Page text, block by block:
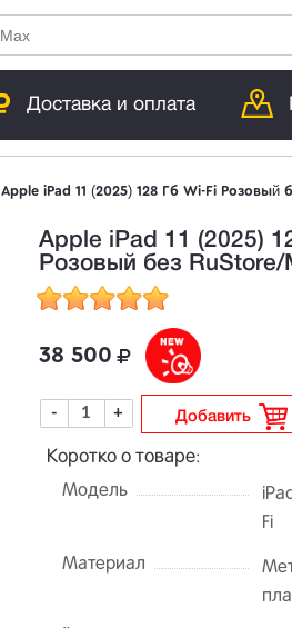
Доставка и оплата
Apple iPad 11 (2025) 128 Гб Wi-Fi Розовый
Apple iPad 11 (2025)
Розовый без RuStore/
38 500
- + Добавить
Коротко о товаре:
Модель
Fi
Материал